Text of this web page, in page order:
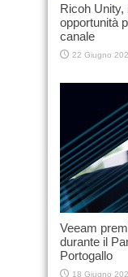
Ricoh
opportunità
canale
22 Giugno
Veeam
durante il
Portogallo
18 Giugno